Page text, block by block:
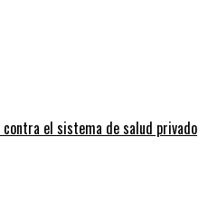
el sistema de salud privado